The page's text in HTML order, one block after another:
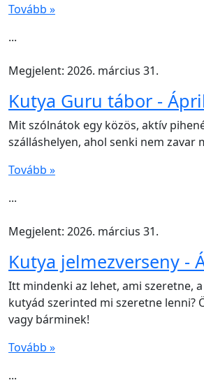
Tovább »
...
Megjelent: 2026. március 31.
Kutya Guru tábor -
Mit szólnátok egy közös, aktív
szálláshelyen, ahol senki nem zavar
Tovább »
...
Megjelent: 2026. március 31.
Kutya jelmezverseny -
Itt mindenki az lehet, ami szeretne,
kutyád szerinted mi szeretne lenni?
vagy bárminek!
Tovább »
...